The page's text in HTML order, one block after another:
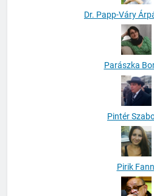
Dr. Papp-Váry
Parászka
Pintér
Pirik